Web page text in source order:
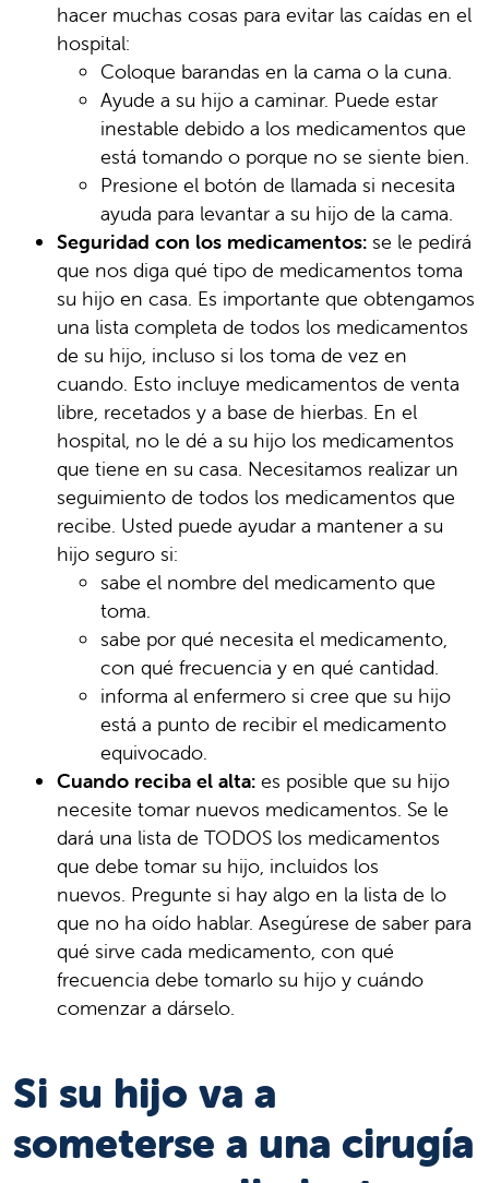
hacer muchas cosas para evitar las caídas en el
hospital:
Coloque barandas en la cama o la cuna.
Ayude a su hijo a caminar. Puede estar
inestable debido a los medicamentos que
está tomando o porque no se siente bien.
Presione el botón de llamada si necesita
ayuda para levantar a su hijo de la cama.
Seguridad con los medicamentos: se le pedirá
que nos diga qué tipo de medicamentos toma
su hijo en casa. Es importante que obtengamos
una lista completa de todos los medicamentos
de su hijo, incluso si los toma de vez en
cuando. Esto incluye medicamentos de venta
libre, recetados y a base de hierbas. En el
hospital, no le dé a su hijo los medicamentos
que tiene en su casa. Necesitamos realizar un
seguimiento de todos los medicamentos que
recibe. Usted puede ayudar a mantener a su
hijo seguro si:
sabe el nombre del medicamento que
toma.
sabe por qué necesita el medicamento,
con qué frecuencia y en qué cantidad.
informa al enfermero si cree que su hijo
está a punto de recibir el medicamento
equivocado.
Cuando reciba el alta: es posible que su hijo
necesite tomar nuevos medicamentos. Se le
dará una lista de TODOS los medicamentos
que debe tomar su hijo, incluidos los
nuevos. Pregunte si hay algo en la lista de lo
que no ha oído hablar. Asegúrese de saber para
qué sirve cada medicamento, con qué
frecuencia debe tomarlo su hijo y cuándo
comenzar a dárselo.
Si su hijo va a
someterse a una cirugía